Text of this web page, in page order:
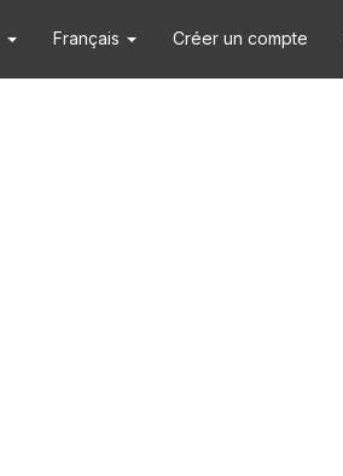
Français Créer un compte